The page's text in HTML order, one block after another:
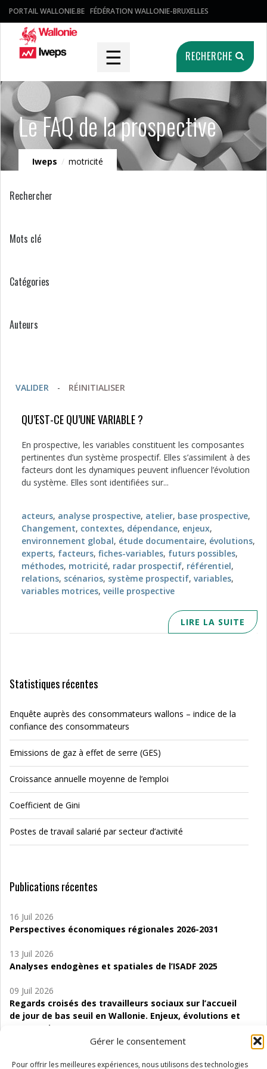
Gérer le consentement
Pour offrir les meilleures expériences, nous utilisons des technologies
PORTAIL WALLONIE.BE FÉDÉRATION WALLONIE-BRUXELLES
☰ RECHERCHE
Le FAQ de la prospective
Iweps / motricité
Rechercher
Mots clé
Catégories
Auteurs
VALIDER - RÉINITIALISER
QU’EST-CE QU’UNE VARIABLE ?
En prospective, les variables constituent les composantes
pertinentes d’un système prospectif. Elles s’assimilent à des
facteurs dont les dynamiques peuvent influencer l’évolution
du système. Elles sont identifiées sur...
acteurs, analyse prospective, atelier, base prospective,
Changement, contextes, dépendance, enjeux,
environnement global, étude documentaire, évolutions,
experts, facteurs, fiches-variables, futurs possibles,
méthodes, motricité, radar prospectif, référentiel,
relations, scénarios, système prospectif, variables,
variables motrices, veille prospective
LIRE LA SUITE
Statistiques récentes
Enquête auprès des consommateurs wallons – indice de la
confiance des consommateurs
Emissions de gaz à effet de serre (GES)
Croissance annuelle moyenne de l’emploi
Coefficient de Gini
Postes de travail salarié par secteur d’activité
Publications récentes
16 Juil 2026
Perspectives économiques régionales 2026-2031
13 Juil 2026
Analyses endogènes et spatiales de l’ISADF 2025
09 Juil 2026
Regards croisés des travailleurs sociaux sur l’accueil
de jour de bas seuil en Wallonie. Enjeux, évolutions et
perspectives
Étude d’évaluabilité des Structures